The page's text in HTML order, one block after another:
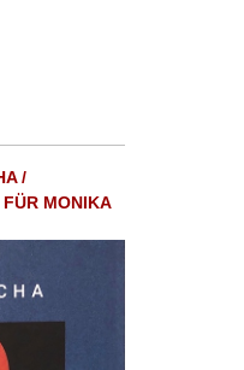
/
MONIKA